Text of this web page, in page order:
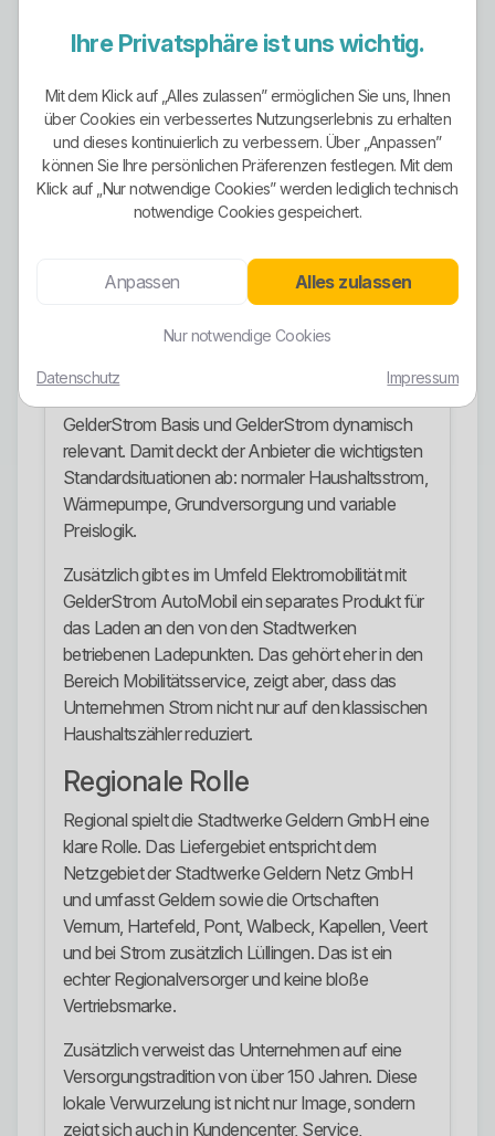
Jahr 2024. Wer es ganz genau wissen will, sollte
immer den konkret gewählten Tarif und die
betrachten.
Unterm Strich ist die grüne Positionierung deutlich
sichtbar. Das ist mehr als das übliche
weichgespülte Umweltmarketing vieler
Wording keine saubere Prüfung der
Vertragsdetails.
Stromangebote
Für Privatkunden sind vor allem GelderStrom
GelderStrom Basis und GelderStrom dynamisch
relevant. Damit deckt der Anbieter die wichtigsten
Standardsituationen ab: normaler Haushaltsstrom,
Wärmepumpe, Grundversorgung und variable
Preislogik.
Zusätzlich gibt es im Umfeld Elektromobilität mit
GelderStrom AutoMobil ein separates Produkt für
das Laden an den von den Stadtwerken
betriebenen Ladepunkten. Das gehört eher in den
Bereich Mobilitätsservice, zeigt aber, dass das
Unternehmen Strom nicht nur auf den klassischen
Haushaltszähler reduziert.
Regionale Rolle
Regional spielt die Stadtwerke Geldern GmbH eine
klare Rolle. Das Liefergebiet entspricht dem
Netzgebiet der Stadtwerke Geldern Netz GmbH
und umfasst Geldern sowie die Ortschaften
Vernum, Hartefeld, Pont, Walbeck, Kapellen, Veert
und bei Strom zusätzlich Lüllingen. Das ist ein
echter Regionalversorger und keine bloße
Vertriebsmarke.
Zusätzlich verweist das Unternehmen auf eine
Versorgungstradition von über 150 Jahren. Diese
lokale Verwurzelung ist nicht nur Image, sondern
zeigt sich auch in Kundencenter, Service,
Ihre Privatsphäre ist uns wichtig.
Mit dem Klick auf „Alles zulassen” ermöglichen Sie uns, Ihnen
über Cookies ein verbessertes Nutzungserlebnis zu erhalten
und dieses kontinuierlich zu verbessern. Über „Anpassen”
können Sie Ihre persönlichen Präferenzen festlegen. Mit dem
Klick auf „Nur notwendige Cookies” werden lediglich technisch
notwendige Cookies gespeichert.
Anpassen Alles zulassen
Nur notwendige Cookies
Datenschutz Impressum